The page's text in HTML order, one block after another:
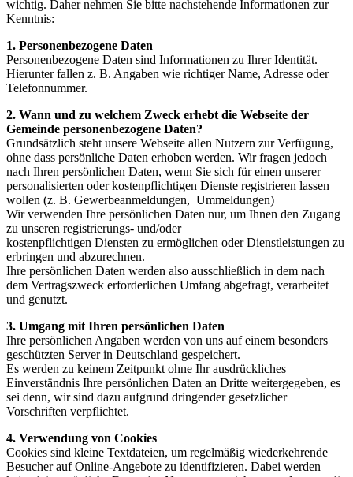
wichtig. Daher nehmen Sie bitte nachstehende Informationen zur
Kenntnis:
1. Personenbezogene Daten
Personenbezogene Daten sind Informationen zu Ihrer Identität.
Hierunter fallen z. B. Angaben wie richtiger Name, Adresse oder
Telefonnummer.
2. Wann und zu welchem Zweck erhebt die Webseite der
Gemeinde personenbezogene Daten?
Grundsätzlich steht unsere Webseite allen Nutzern zur Verfügung,
ohne dass persönliche Daten erhoben werden. Wir fragen jedoch
nach Ihren persönlichen Daten, wenn Sie sich für einen unserer
personalisierten oder kostenpflichtigen Dienste registrieren lassen
wollen (z. B. Gewerbeanmeldungen, Ummeldungen)
Wir verwenden Ihre persönlichen Daten nur, um Ihnen den Zugang
zu unseren registrierungs- und/oder
kostenpflichtigen Diensten zu ermöglichen oder Dienstleistungen zu
erbringen und abzurechnen.
Ihre persönlichen Daten werden also ausschließlich in dem nach
dem Vertragszweck erforderlichen Umfang abgefragt, verarbeitet
und genutzt.
3. Umgang mit Ihren persönlichen Daten
Ihre persönlichen Angaben werden von uns auf einem besonders
geschützten Server in Deutschland gespeichert.
Es werden zu keinem Zeitpunkt ohne Ihr ausdrückliches
Einverständnis Ihre persönlichen Daten an Dritte weitergegeben, es
sei denn, wir sind dazu aufgrund dringender gesetzlicher
Vorschriften verpflichtet.
4. Verwendung von Cookies
Cookies sind kleine Textdateien, um regelmäßig wiederkehrende
Besucher auf Online-Angebote zu identifizieren. Dabei werden